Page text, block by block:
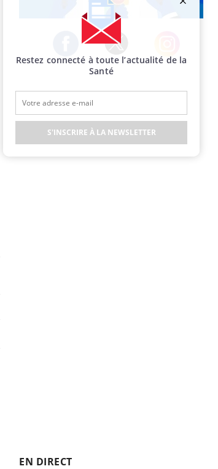
Facebook Twitter Instagram
EN DIRECT
Restez connecté à toute l’actualité de la
Santé
S'INSCRIRE À LA NEWSLETTER